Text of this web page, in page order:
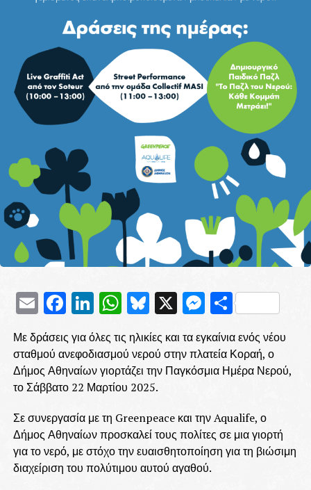
EmailFacebook
LinkedIn
WhatsApp
Bluesky
X
Με δράσεις για όλες τις ηλικίες και τα εγκαίνια ενός νέου
σταθμού ανεφοδιασμού νερού στην πλατεία Κοραή, ο
Δήμος Αθηναίων γιορτάζει την Παγκόσμια Ημέρα Νερού,
το Σάββατο 22 Μαρτίου 2025.
Σε συνεργασία με τη Greenpeace και την Aqualife, ο
Δήμος Αθηναίων προσκαλεί τους πολίτες σε μια γιορτή
για το νερό, με στόχο την ευαισθητοποίηση για τη βιώσιμη
διαχείριση του πολύτιμου αυτού αγαθού.